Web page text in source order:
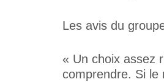
Les avis du
« Un choix assez
comprendre. Si le